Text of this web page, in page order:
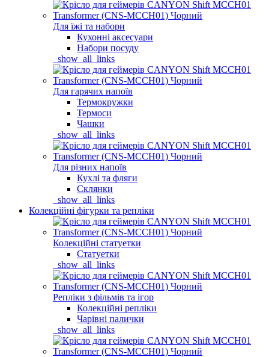
Для їжі та набори
Кухонні аксесуари
Набори посуду
_show_all_links
Для гарячих напоїв
Термокружки
Термоси
Чашки
_show_all_links
Для різних напоїв
Кухлі та фляги
Склянки
_show_all_links
Колекційні фігурки та репліки
Колекційні статуетки
Статуетки
_show_all_links
Репліки з фільмів та ігор
Колекційні репліки
Чарівні палички
_show_all_links